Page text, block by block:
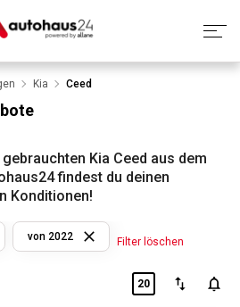
& Antworten
die Inzahlungnahme
Kia Ceed
Kia Ceed aus dem
findest du deinen
Konditionen!
von 2022 Filter löschen
20